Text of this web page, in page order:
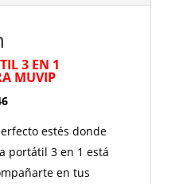
3 EN 1
MUVIP
estés donde
portátil 3 en 1 está
en tus